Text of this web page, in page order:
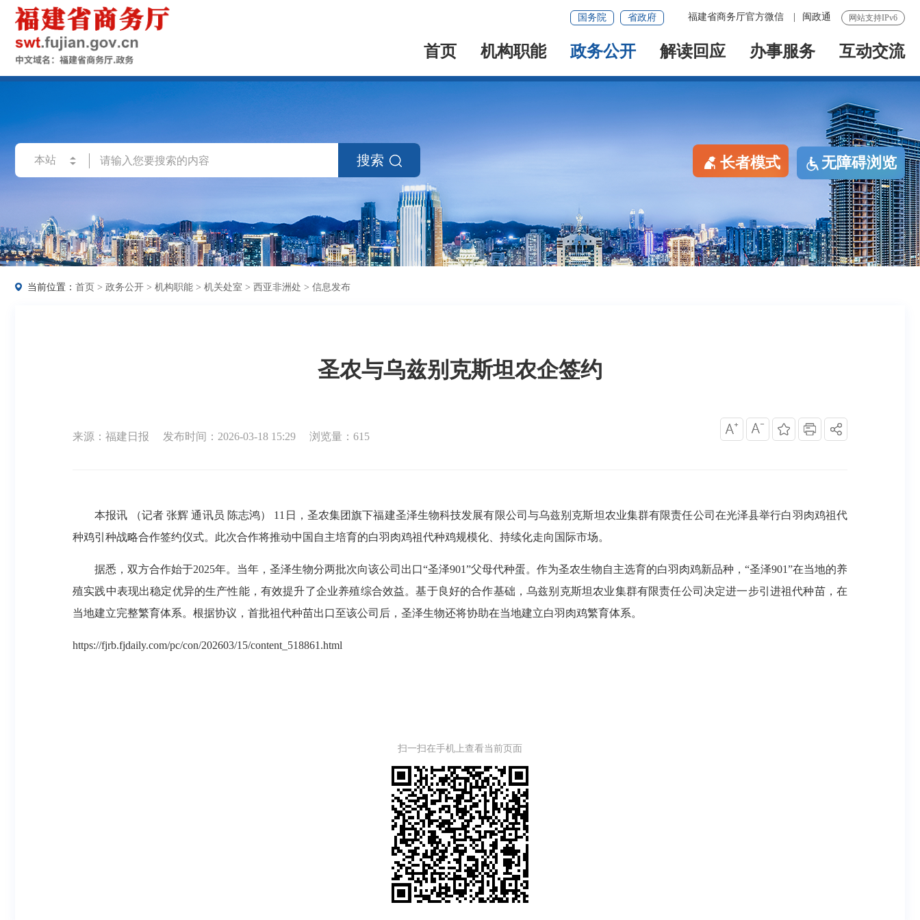
网站支持IPv6
福建省商务厅官方微信 闽政通
国务院 省政府
首页 机构职能 政务公开 解读回应 办事服务 互动交流
搜索 长者模式 无障碍浏览
当前位置： 首页 > 政务公开 > 机构职能 > 机关处室 > 西亚非洲处 > 信息发布
圣农与乌兹别克斯坦农企签约
来源：福建日报 发布时间：2026-03-18 15:29 浏览量：615
本报讯 （记者 张辉 通讯员 陈志鸿） 11日，圣农集团旗下福建圣泽生物科技发展有限公司与乌兹别克斯坦农业集群有限责任公司在光泽县举行白羽肉鸡祖代
种鸡引种战略合作签约仪式。此次合作将推动中国自主培育的白羽肉鸡祖代种鸡规模化、持续化走向国际市场。
据悉，双方合作始于2025年。当年，圣泽生物分两批次向该公司出口“圣泽901”父母代种蛋。作为圣农生物自主选育的白羽肉鸡新品种，“圣泽901”在当地的养
殖实践中表现出稳定优异的生产性能，有效提升了企业养殖综合效益。基于良好的合作基础，乌兹别克斯坦农业集群有限责任公司决定进一步引进祖代种苗，在
当地建立完整繁育体系。根据协议，首批祖代种苗出口至该公司后，圣泽生物还将协助在当地建立白羽肉鸡繁育体系。
https://fjrb.fjdaily.com/pc/con/202603/15/content_518861.html
扫一扫在手机上查看当前页面